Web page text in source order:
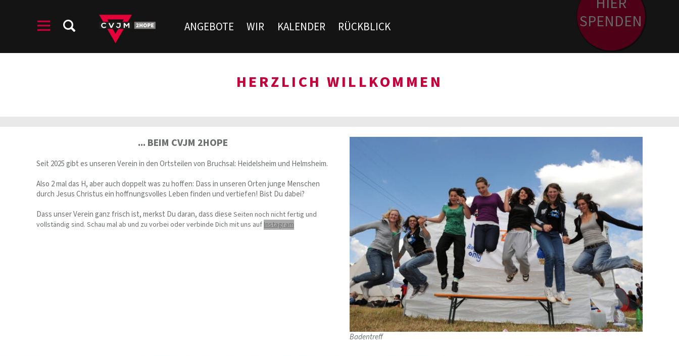
ANGEBOTE WIR KALENDER RÜCKBLICK
SPENDEN
HERZLICH WILLKOMMEN
... BEIM CVJM 2HOPE
Seit 2025 gibt es unseren Verein in den Ortsteilen von Bruchsal: Heidelsheim und Helmsheim.
Also 2 mal das H, aber auch doppelt was zu hoffen: Dass in unseren Orten junge Menschen
durch Jesus Christus ein hoffnungsvolles Leben finden und vertiefen! Bist Du dabei?
Dass unser Verein ganz frisch ist, merkst Du daran, dass diese Seiten noch nicht fertig und
vollständig sind. Schau mal ab und zu vorbei oder verbinde Dich mit uns aufInstagram
Badentreff